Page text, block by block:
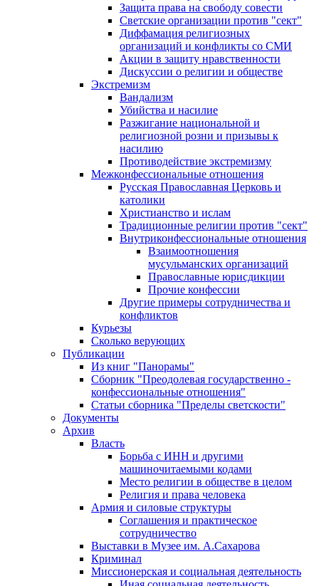
Защита права на свободу совести
Светские организации против "сект"
Диффамация религиозных
организаций и конфликты со СМИ
Акции в защиту нравственности
Дискуссии о религии и обществе
Экстремизм
Вандализм
Убийства и насилие
Разжигание национальной и
религиозной розни и призывы к
насилию
Противодействие экстремизму
Межконфессиональные отношения
Русская Православная Церковь и
католики
Христианство и ислам
Традиционные религии против "сект"
Внутриконфессиональные отношения
Взаимоотношения
мусульманских организаций
Православные юрисдикции
Прочие конфессии
Другие примеры сотрудничества и
конфликтов
Курьезы
Сколько верующих
Публикации
Из книг "Панорамы"
Сборник "Преодолевая государственно -
конфессиональные отношения"
Статьи сборника "Пределы светскости"
Документы
Архив
Власть
Борьба с ИНН и другими
машиночитаемыми кодами
Место религии в обществе в целом
Религия и права человека
Армия и силовые структуры
Соглашения и практическое
сотрудничество
Выставки в Музее им. А.Сахарова
Криминал
Миссионерская и социальная деятельность